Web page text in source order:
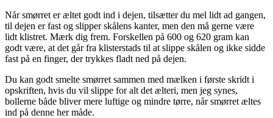
Når smørret er æltet godt ind i dejen, tilsætter du mel lidt ad gangen,
til dejen er fast og slipper skålens kanter, men den må gerne være
lidt klistret. Mærk dig frem. Forskellen på 600 og 620 gram kan
godt være, at det går fra klisterstads til at slippe skålen og ikke sidde
fast på en finger, der trykkes fladt ned på dejen.
Du kan godt smelte smørret sammen med mælken i første skridt i
opskriften, hvis du vil slippe for alt det ælteri, men jeg synes,
bollerne både bliver mere luftige og mindre tørre, når smørret æltes
ind på denne her måde.